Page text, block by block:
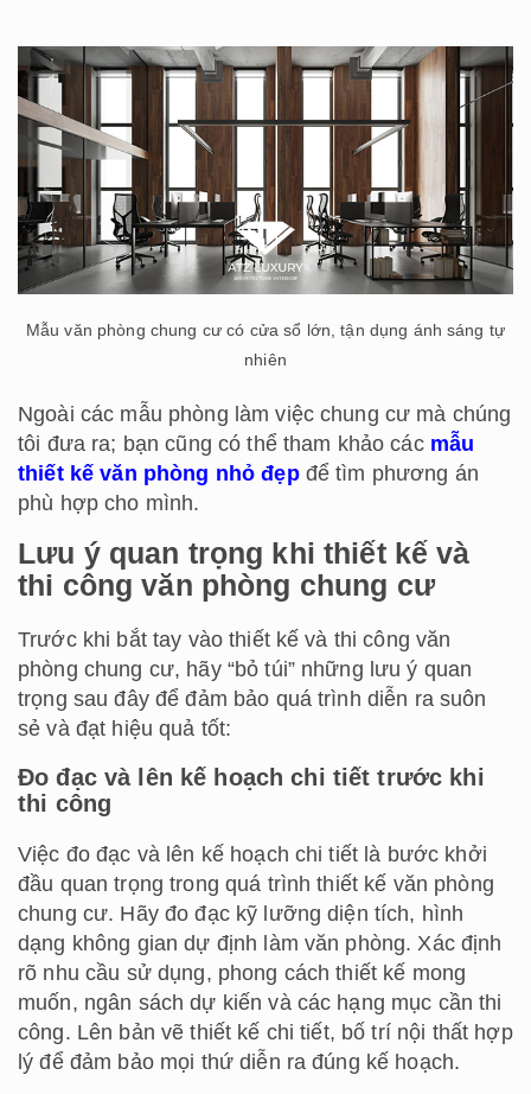
Mẫu văn phòng chung cư có cửa sổ lớn, tận dụng ánh sáng tự
nhiên
Ngoài các mẫu phòng làm việc chung cư mà chúng
tôi đưa ra; bạn cũng có thể tham khảo các mẫu
thiết kế văn phòng nhỏ đẹpđể tìm phương án
phù hợp cho mình.
Lưu ý quan trọng khi thiết kế và
thi công văn phòng chung cư
Trước khi bắt tay vào thiết kế và thi công văn
phòng chung cư, hãy “bỏ túi” những lưu ý quan
trọng sau đây để đảm bảo quá trình diễn ra suôn
sẻ và đạt hiệu quả tốt:
Đo đạc và lên kế hoạch chi tiết trước khi
thi công
Việc đo đạc và lên kế hoạch chi tiết là bước khởi
đầu quan trọng trong quá trình thiết kế văn phòng
chung cư. Hãy đo đạc kỹ lưỡng diện tích, hình
dạng không gian dự định làm văn phòng. Xác định
rõ nhu cầu sử dụng, phong cách thiết kế mong
muốn, ngân sách dự kiến và các hạng mục cần thi
công. Lên bản vẽ thiết kế chi tiết, bố trí nội thất hợp
lý để đảm bảo mọi thứ diễn ra đúng kế hoạch.